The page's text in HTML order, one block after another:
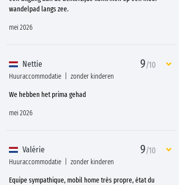
wandelpad langs zee.
mei 2026
Nettie 9/10
Huuraccommodatie zonder kinderen
We hebben het prima gehad
mei 2026
Valérie 9/10
Huuraccommodatie zonder kinderen
Equipe sympathique, mobil home très propre, état du